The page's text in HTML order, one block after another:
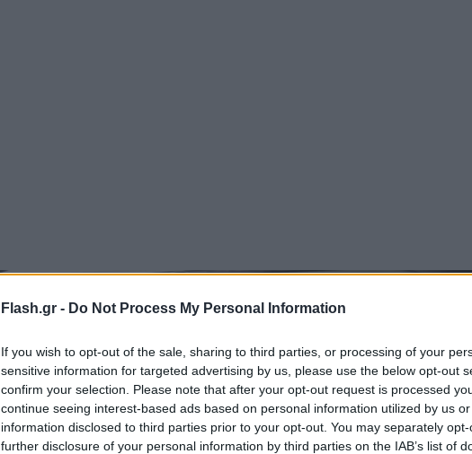
Flash.gr - Do Not Process My Personal Information
If you wish to opt-out of the sale, sharing to third parties, or processing of your
sensitive information for targeted advertising by us, please use the below opt-out
confirm your selection. Please note that after your opt-out request is processed
continue seeing interest-based ads based on personal information utilized by us
information disclosed to third parties prior to your opt-out. You may separately
further disclosure of your personal information by third parties on the IAB’s list of